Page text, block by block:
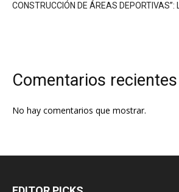
CONSTRUCCIÓN DE ÁREAS DEPORTIVAS”:
Comentarios recientes
No hay comentarios que mostrar.